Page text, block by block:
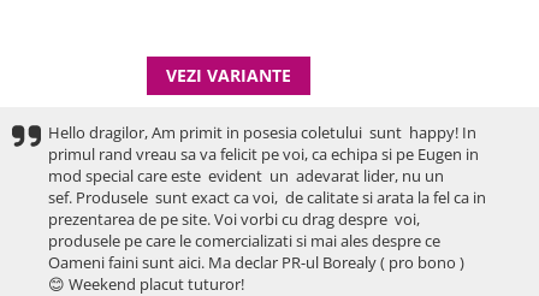
VEZI VARIANTE
Hello dragilor, Am primit in posesia coletului sunt happy! In
primul rand vreau sa va felicit pe voi, ca echipa si pe Eugen in
mod special care este evident un adevarat lider, nu un
sef. Produsele sunt exact ca voi, de calitate si arata la fel ca in
prezentarea de pe site. Voi vorbi cu drag despre voi,
produsele pe care le comercializati si mai ales despre ce
Oameni faini sunt aici. Ma declar PR-ul Borealy ( pro bono )
😊 Weekend placut tuturor!